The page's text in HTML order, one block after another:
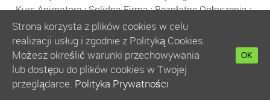
Kurs Animatora:Solidna Firma:Bezpłatne Ogłoszenia:
Animator Czasu Wolnego:
Bezpłatne Ogłoszenia Warszawa:sklep animatora
Bańki Mydlane:Bezpłatne Ogłoszenia
Szkolenie Animatorów:Kurs Animatora
:
Kurs Animatora Warszawa :Rumia
Kurs Animatora Poznań:
Strona korzysta z plików cookies w celu
realizacji usług i zgodnie z Polityką Cookies.
Możesz określić warunki przechowywania
lub dostępu do plików cookies w Twojej
przeglądarce. Polityka Prywatności
OK